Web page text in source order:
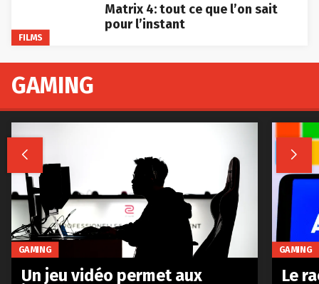
FILMS
Matrix 4: tout ce que l’on sait
pour l’instant
GAMING
 
GAMING
Un jeu vidéo permet aux
GAMING
Le